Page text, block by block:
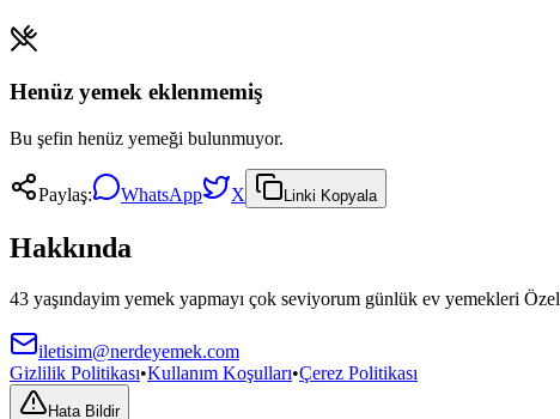
Henüz yemek eklenmemiş
Bu şefin henüz yemeği bulunmuyor.
Paylaş: WhatsApp X Linki Kopyala
Hakkında
43 yaşındayim yemek yapmayı çok seviyorum günlük ev yemekleri
iletisim@nerdeyemek.com
Gizlilik Politikası•Kullanım Koşulları•Çerez Politikası
Hata Bildir